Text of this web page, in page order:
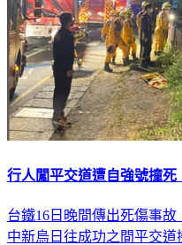
行人闖平交道遭自強號撞
台鐵16日晚間傳出死傷事
中新烏日往成功之間平交